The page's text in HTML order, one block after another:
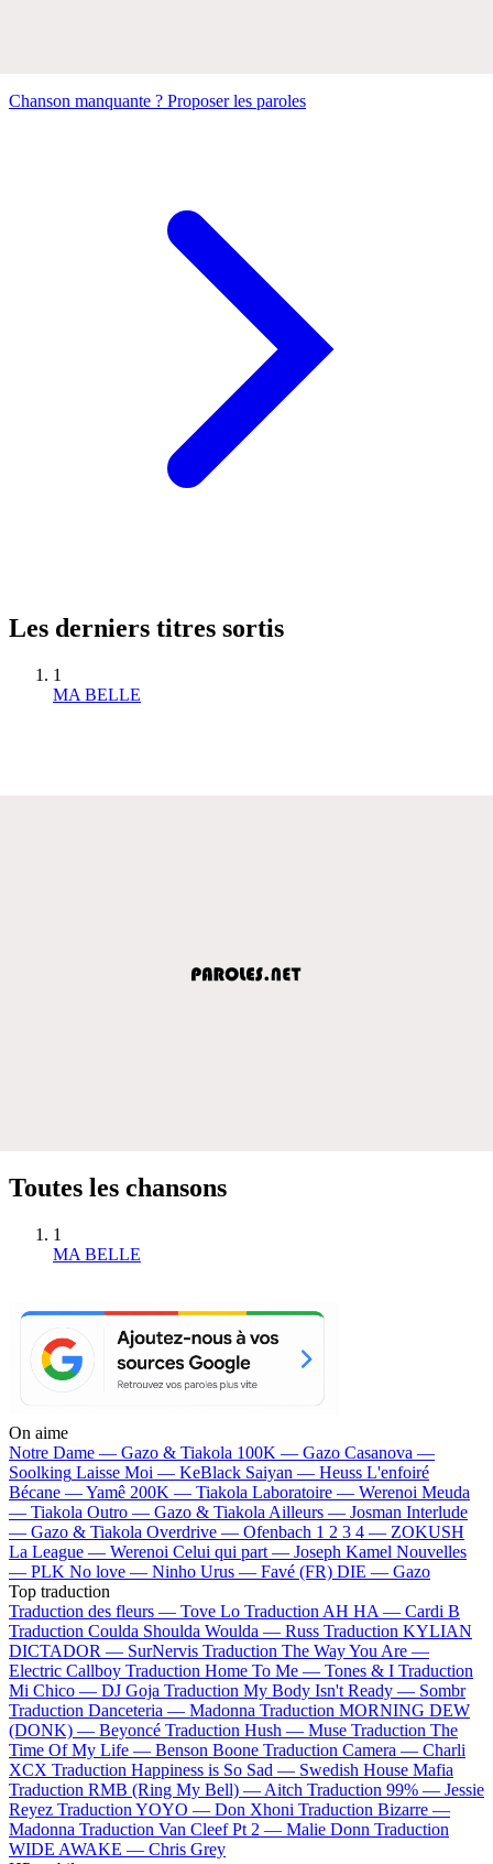
Chanson manquante ? Proposer les paroles
Les derniers titres sortis
1
MA BELLE
Toutes les chansons
1
MA BELLE
On aime
Notre Dame — Gazo & Tiakola 100K — Gazo Casanova —
Soolking Laisse Moi — KeBlack Saiyan — Heuss L'enfoiré
Bécane —Yamê 200K — Tiakola Laboratoire — Werenoi Meuda
— Tiakola Outro — Gazo & Tiakola Ailleurs — Josman Interlude
— Gazo & Tiakola Overdrive — Ofenbach 1 2 3 4 — ZOKUSH
La League — Werenoi Celui qui part — Joseph Kamel Nouvelles
— PLK No love — Ninho Urus — Favé (FR) DIE — Gazo
Top traduction
Traduction des fleurs — Tove Lo Traduction AH HA — Cardi B
Traduction Coulda Shoulda Woulda — Russ Traduction KYLIAN
DICTADOR — SurNervis Traduction The Way You Are —
Electric Callboy Traduction Home To Me — Tones & I Traduction
Mi Chico — DJ Goja Traduction My Body Isn't Ready — Sombr
Traduction Danceteria — Madonna Traduction MORNING DEW
(DONK) — Beyoncé Traduction Hush — Muse Traduction The
Time Of My Life — Benson Boone Traduction Camera — Charli
XCX Traduction Happiness is So Sad — Swedish House Mafia
Traduction RMB (Ring My Bell) — Aitch Traduction 99% — Jessie
Reyez Traduction YOYO — Don Xhoni Traduction Bizarre —
Madonna Traduction Van Cleef Pt 2 — Malie Donn Traduction
WIDE AWAKE — Chris Grey